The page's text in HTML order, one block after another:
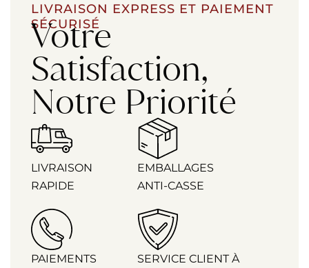
LIVRAISON EXPRESS ET PAIEMENT
SÉCURISÉ
Votre
Satisfaction,
Notre Priorité
LIVRAISON
RAPIDE
EMBALLAGES
ANTI-CASSE
PAIEMENTS SERVICE CLIENT À